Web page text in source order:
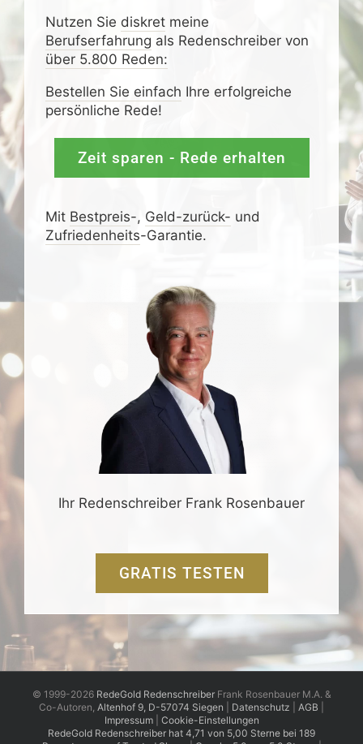
Nutzen Sie diskretmeine
Berufserfahrung als Redenschreiber von
über 5.800 Reden:
Bestellen Sie einfach Ihre erfolgreiche
persönliche Rede!
Zeit sparen - Rede erhalten
Mit Bestpreis-, Geld-zurück- und
Zufrieden­­heits-Garantie.
Ihr Redenschreiber Frank Rosenbauer
GRATIS TESTEN
© 1999-2026 RedeGold RedenschreiberFrank Rosenbauer M.A. &
Co-Autoren, Altenhof 9, D-57074 Siegen Datenschutz AGB
Impressum| Cookie-Einstellungen
RedeGold Redenschreiber hat 4,71 von 5,00 Sterne bei 189